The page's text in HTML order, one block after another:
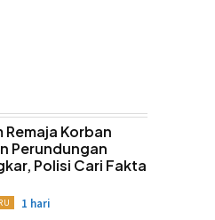
Remaja Korban
Perundungan
Polisi Cari Fakta
1 hari